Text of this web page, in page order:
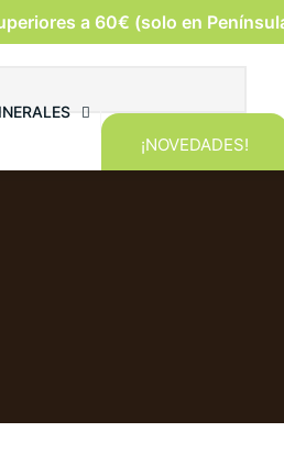
a 60€ (solo en
¡NOVEDADES!